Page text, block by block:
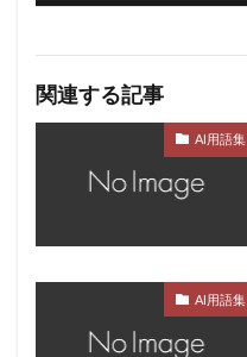
関連する記事
AI用語集
AI用語集